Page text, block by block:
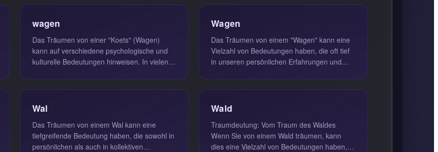
wagen
Das Träumen von einer "Koets" (Wagen)
kann auf verschiedene psychologische und
kulturelle Bedeutungen hinweisen. In vielen
Wagen
Das Träumen von einem "Wagen" kann eine
Vielzahl von Bedeutungen haben, die oft tief
in unseren persönlichen Erfahrungen und
Wal
Das Träumen von einem Wal kann eine
tiefgreifende Bedeutung haben, die sowohl in
persönlichen als auch in kollektiven
Wald
Traumdeutung: Vom Traum des Waldes
Wenn Sie von einem Wald träumen, kann
dies eine Vielzahl von Bedeutungen haben,